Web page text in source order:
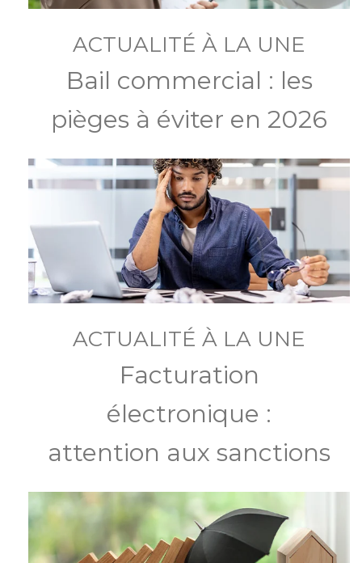
ACTUALITÉ À LA UNE
Bail commercial : les
pièges à éviter en 2026
ACTUALITÉ À LA UNE
Facturation
électronique :
attention aux sanctions